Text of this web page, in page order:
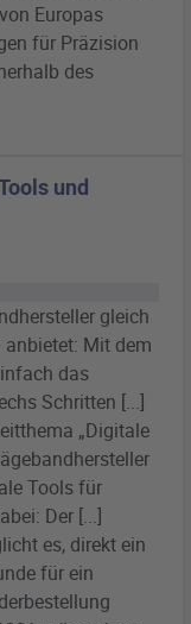
Europas
für Präzision
des
und
gleich
Mit dem
das
Schritten [...]
„Digitale
Tools für
Der [...]
es, direkt ein
für ein